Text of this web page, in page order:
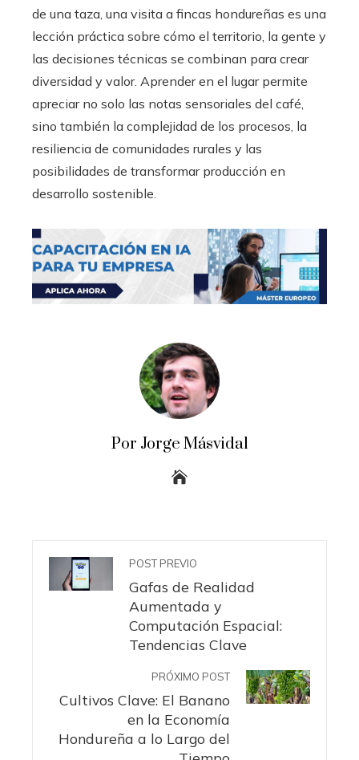
de una taza, una visita a fincas hondureñas es una
lección práctica sobre cómo el territorio, la gente y
las decisiones técnicas se combinan para crear
diversidad y valor. Aprender en el lugar permite
apreciar no solo las notas sensoriales del café,
sino también la complejidad de los procesos, la
resiliencia de comunidades rurales y las
posibilidades de transformar producción en
desarrollo sostenible.
Por Jorge Másvidal
POST PREVIO
Gafas de Realidad
Aumentada y
Computación Espacial:
Tendencias Clave
PRÓXIMO POST
Cultivos Clave: El Banano
en la Economía
Hondureña a lo Largo del